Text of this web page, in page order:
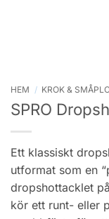
HEM / KROK &
SPRO
Ett klassiskt
utformat som en
dropshottacklet
kör ett runt- eller